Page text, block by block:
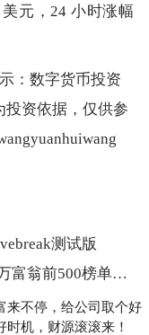
元，24 小时涨幅
：数字货币投资
投资依据，仅供参
测试版
，预估净资产73.7亿美元
来不停，给公司取个好
时机，财源滚滚来！